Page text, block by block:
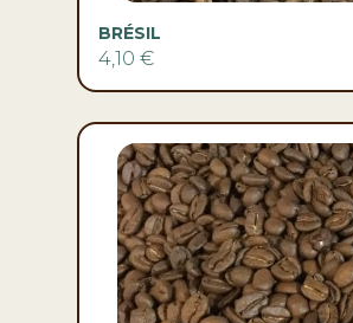
BRÉSIL
4,10 €